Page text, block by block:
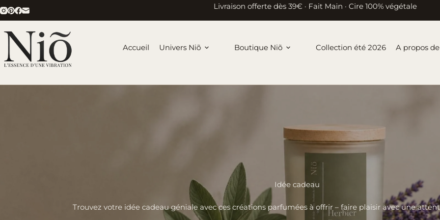
Passer
au
contenu
Livraison offerte dès 39€ · Fait Main · Cire 100% végétale
Accueil Univers Niõ Boutique Niõ Collection été 2026 A propos
Idée cadeau
Trouvez votre idée cadeau géniale avec ces créations parfumées à offrir – faire plaisir avec une